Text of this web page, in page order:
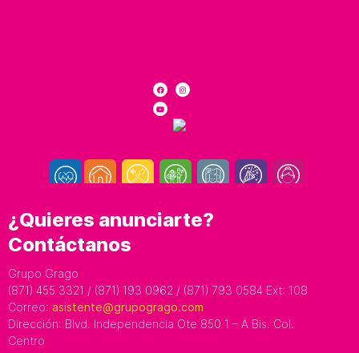
¿Quieres anunciarte?
Contáctanos
Grupo Grago
(871) 455 3321 / (871) 193 0962 / (871) 793 0584 Ext: 108
Correo: asistente@grupogrago.com
Dirección: Blvd. Independencia Ote 850 1 – A Bis. Col.
Centro